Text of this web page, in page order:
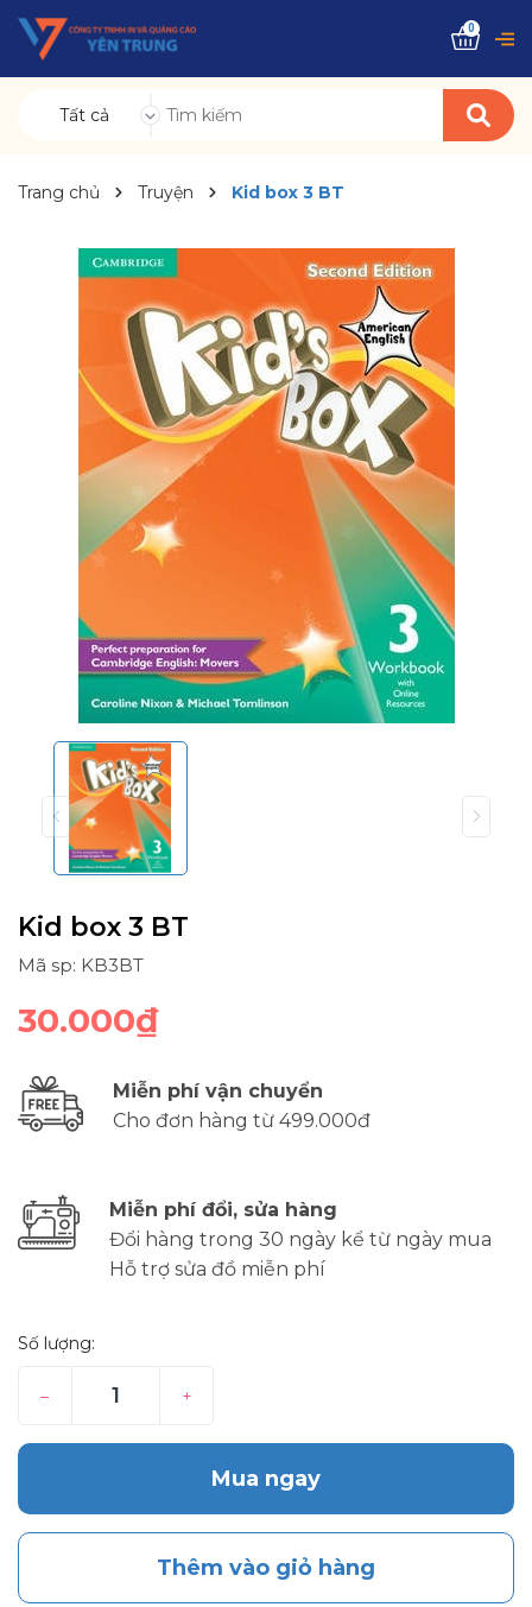
Tất cả
0
Trang chủ Truyện Kid box 3 BT
Kid box 3 BT
Mã sp: KB3BT
30.000₫
Miễn phí vận chuyển
Cho đơn hàng từ 499.000đ
Miễn phí đổi, sửa hàng
Đổi hàng trong 30 ngày kể từ ngày mua
Hỗ trợ sửa đồ miễn phí
Số lượng:
– +
Mua ngay
Thêm vào giỏ hàng